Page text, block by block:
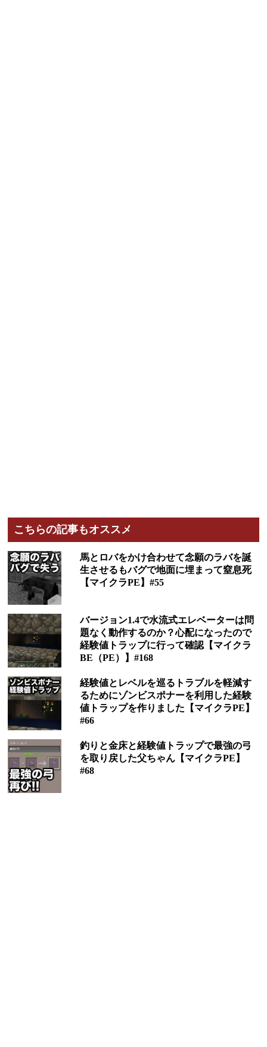
こちらの記事もオススメ
馬とロバをかけ合わせて念願のラバを誕
生させるもバグで地面に埋まって窒息死
【マイクラPE】#55
バージョン1.4で水流式エレベーターは問
題なく動作するのか？心配になったので
経験値トラップに行って確認【マイクラ
BE（PE）】#168
経験値とレベルを巡るトラブルを軽減す
るためにゾンビスポナーを利用した経験
値トラップを作りました【マイクラPE】
#66
釣りと金床と経験値トラップで最強の弓
を取り戻した父ちゃん【マイクラPE】
#68